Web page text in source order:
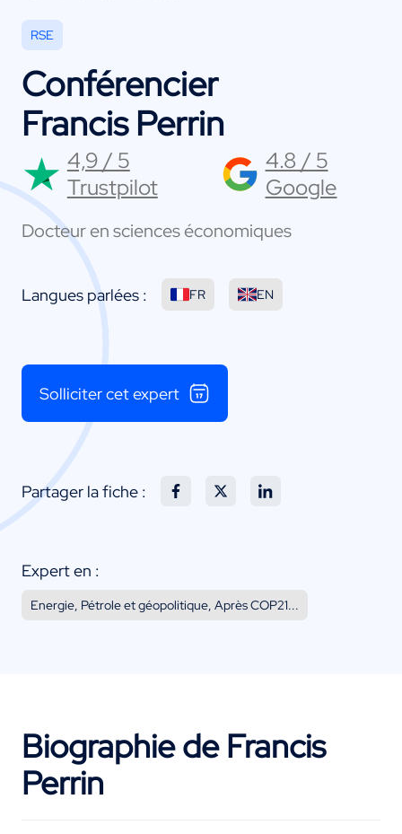
RSE
Conférencier
Francis Perrin
4,9 / 5
Trustpilot
4.8 / 5
Google
Docteur en sciences économiques
Langues parlées : FR EN
Solliciter cet expert
Partager la fiche :
Expert en :
Energie, Pétrole et géopolitique, Après COP21...
Biographie de Francis
Perrin